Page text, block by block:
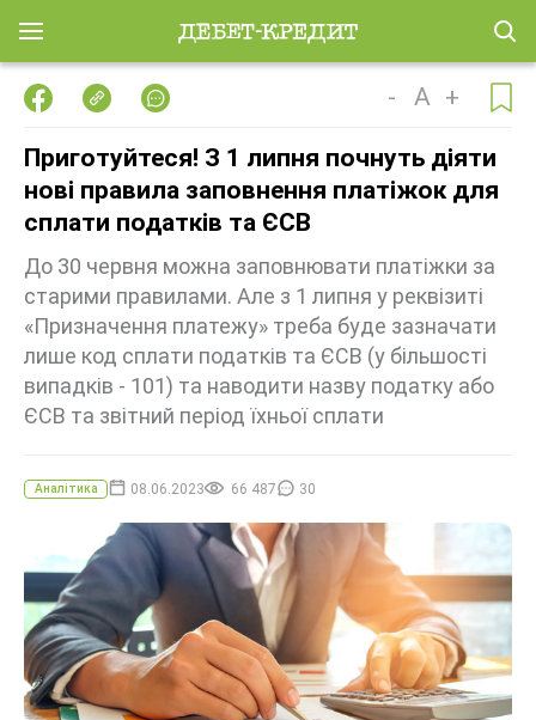
- A +
Приготуйтеся! З 1 липня почнуть діяти
нові правила заповнення платіжок для
сплати податків та ЄСВ
До 30 червня можна заповнювати платіжки за
старими правилами. Але з 1 липня у реквізиті
«Призначення платежу» треба буде зазначати
лише код сплати податків та ЄСВ (у більшості
випадків - 101) та наводити назву податку або
ЄСВ та звітний період їхньої сплати
Аналітика 08.06.2023 66 487 30